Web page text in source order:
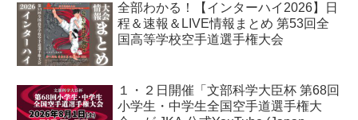
全部わかる！【インターハイ2026】日
程＆速報＆LIVE情報まとめ 第53回全
国高等学校空手道選手権大会
１・２日開催「文部科学大臣杯 第68回
小学生・中学生全国空手道選手権大